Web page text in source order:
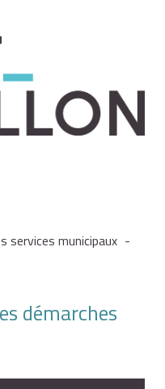
services municipaux -
démarches